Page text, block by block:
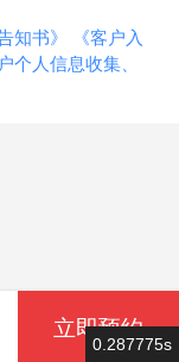
知书》
《客户入
个人信息收集、
立即预约
0.287775s